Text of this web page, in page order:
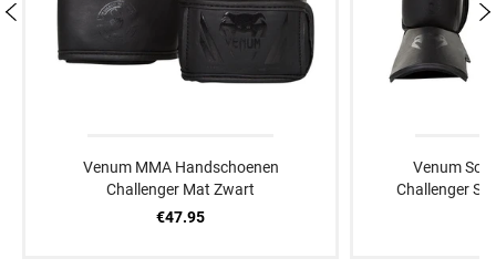
Venum MMA Handschoenen
Challenger Mat Zwart
€47.95
Venum
Challenger